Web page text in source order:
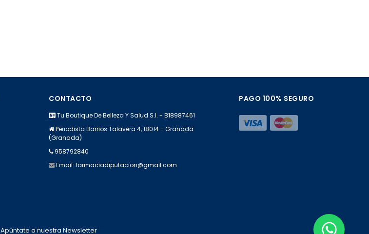
CONTACTO
Tu Boutique De Belleza Y Salud S.l. - B18987461
Periodista Barrios Talavera 4, 18014 - Granada
(Granada)
958792840
Email: farmaciadiputacion@gmail.com
PAGO 100% SEGURO
Apúntate a nuestra Newsletter